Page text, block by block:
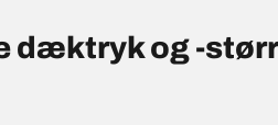
dæktryk og -